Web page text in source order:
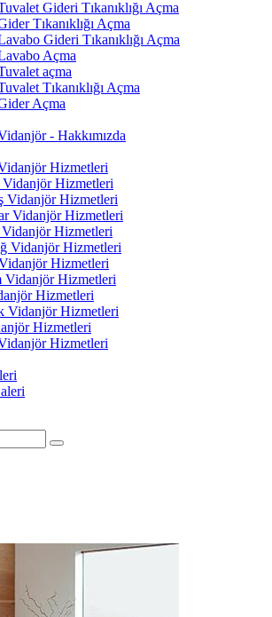
Gideri Tıkanıklığı Açma
Tıkanıklığı Açma
Gideri Tıkanıklığı Açma
Açma
açma
Tıkanıklığı Açma
Açma
- Hakkımızda
Hizmetleri
Vidanjör Hizmetleri
Vidanjör Hizmetleri
Vidanjör Hizmetleri
Hizmetleri
Vidanjör Hizmetleri
Hizmetleri
Vidanjör Hizmetleri
Hizmetleri
Vidanjör Hizmetleri
Hizmetleri
Hizmetleri